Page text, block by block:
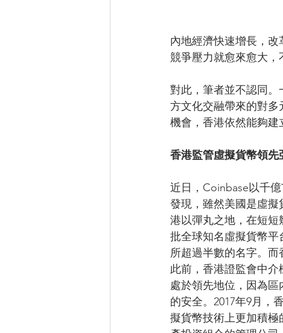
內地經濟快速增長，
競爭壓力就愈來愈大，
對此，筆者並不認同
方文化交融帶來的對
機會，香港依然能夠建
香港監管虛擬貨幣領先
近日，Coinbase以千
發現，雖然美國是虛
港以彈丸之地，在短
批全球知名虛擬貨幣
所超過半數的名字。而
此前，香港證監會中
處於領先地位，因為
的安全。2017年9月，
擬貨幣技術上更加積極